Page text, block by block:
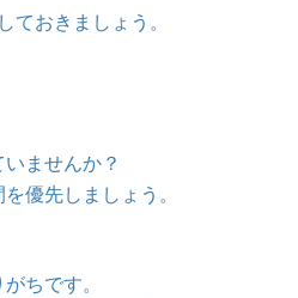
ておきましょう。
ませんか？
優先しましょう。
ちです。